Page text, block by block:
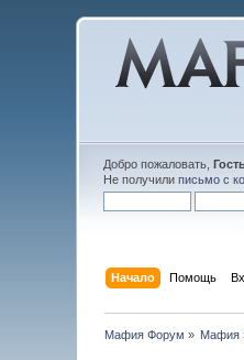
Добро пожаловать,
Не получили письмо с
Начало Помощь
Мафия Форум » Мафия